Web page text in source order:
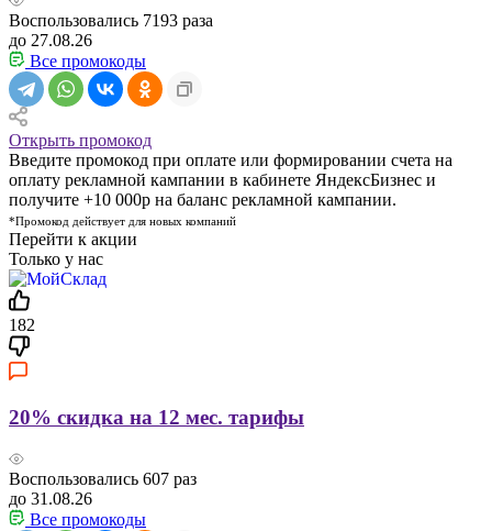
Воспользовались 7193 раза
до 27.08.26
Все промокоды
Открыть промокод
Введите промокод при оплате или формировании счета на
оплату рекламной кампании в кабинете ЯндексБизнес и
получите +10 000р на баланс рекламной кампании.
*Промокод действует для новых компаний
Перейти к акции
Только у нас
182
20% скидка на 12 мес. тарифы
Воспользовались 607 раз
до 31.08.26
Все промокоды